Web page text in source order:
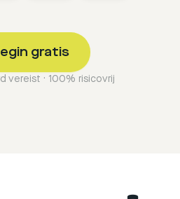
gratis
vereist · 100% risicovrij